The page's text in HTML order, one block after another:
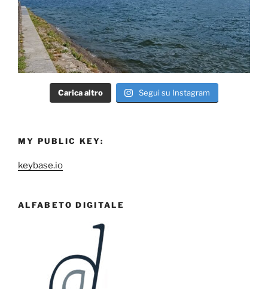
Carica altro Segui su Instagram
MY PUBLIC KEY:
keybase.io
ALFABETO DIGITALE